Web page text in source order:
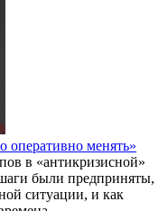
оперативно менять»
в «антикризисной»
были предприняты,
ситуации, и как